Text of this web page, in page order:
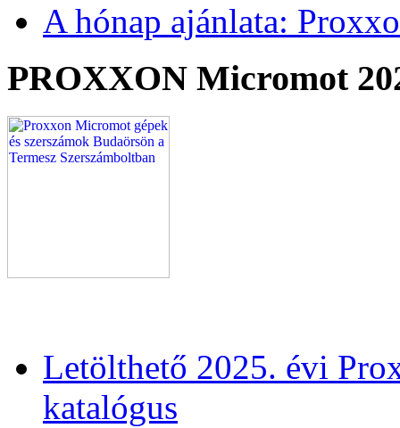
A hónap ajánlata:
PROXXON Micromot
Letölthető 2025. évi
katalógus